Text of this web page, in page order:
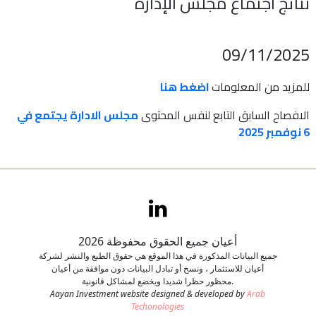
09/11/2025
للمزيد من المعلوماتاضغط هنا
الافصاح السابق التابع لنفس المحتوىمجلس الادارة يجتمع في
6 نوفمبر 2025
أعيان جميع الحقوق محفوظة 2026
جميع البيانات المذكورة في هذا الموقع هي حقوق الطبع والنشر لشركة
أعيان للاستثمار ، ونسخ أو تبادل البيانات دون موافقة من أعيان
محظور حظرا شديدا ويخضع لمشاكل قانونية.
Aayan Investment website designed & developed byArab
Techonologies
طلب وظيفة